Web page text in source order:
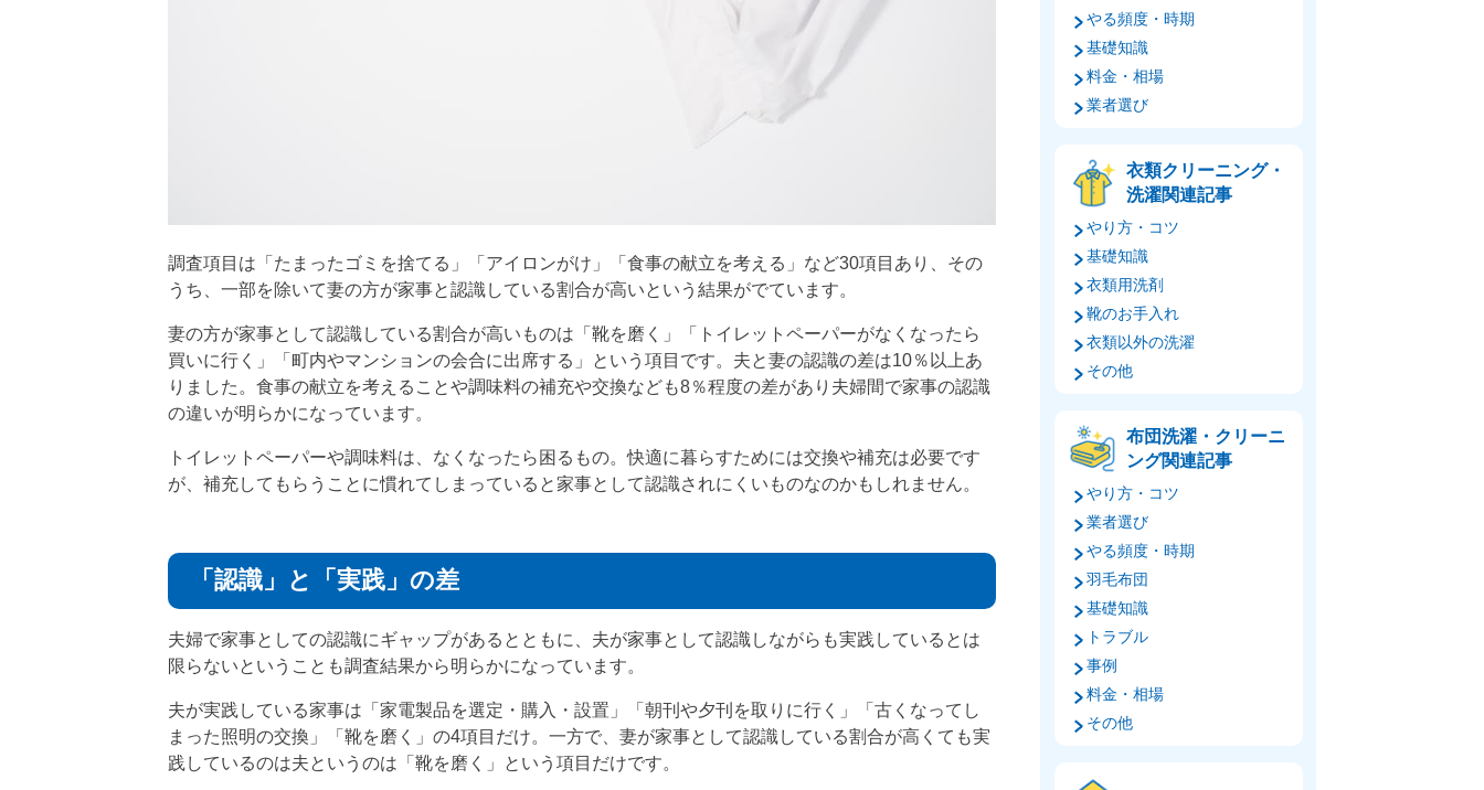
調査項目は「たまったゴミを捨てる」「アイロンがけ」「食事の献立を考える」など30項目あり、その
うち、一部を除いて妻の方が家事と認識している割合が高いという結果がでています。
妻の方が家事として認識している割合が高いものは「靴を磨く」「トイレットペーパーがなくなったら
買いに行く」「町内やマンションの会合に出席する」という項目です。夫と妻の認識の差は10％以上あ
りました。食事の献立を考えることや調味料の補充や交換なども8％程度の差があり夫婦間で家事の認識
の違いが明らかになっています。
トイレットペーパーや調味料は、なくなったら困るもの。快適に暮らすためには交換や補充は必要です
が、補充してもらうことに慣れてしまっていると家事として認識されにくいものなのかもしれません。
「認識」と「実践」の差
夫婦で家事としての認識にギャップがあるとともに、夫が家事として認識しながらも実践しているとは
限らないということも調査結果から明らかになっています。
夫が実践している家事は「家電製品を選定・購入・設置」「朝刊や夕刊を取りに行く」「古くなってし
まった照明の交換」「靴を磨く」の4項目だけ。一方で、妻が家事として認識している割合が高くても実
践しているのは夫というのは「靴を磨く」という項目だけです。
やる頻度・時期
基礎知識
料金・相場
業者選び
衣類クリーニング・
洗濯関連記事
やり方・コツ
基礎知識
衣類用洗剤
靴のお手入れ
衣類以外の洗濯
その他
布団洗濯・クリーニ
ング関連記事
やり方・コツ
業者選び
やる頻度・時期
羽毛布団
基礎知識
トラブル
事例
料金・相場
その他